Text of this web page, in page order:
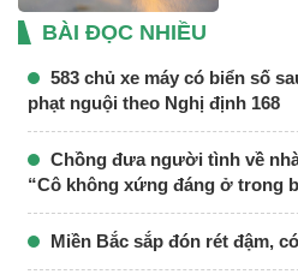
BÀI ĐỌC NHIỀU
583 chủ xe máy có biển số
phạt nguội theo Nghị định 168
Chồng đưa người tình về
“Cô không xứng đáng ở trong
Miền Bắc sắp đón rét đậm,